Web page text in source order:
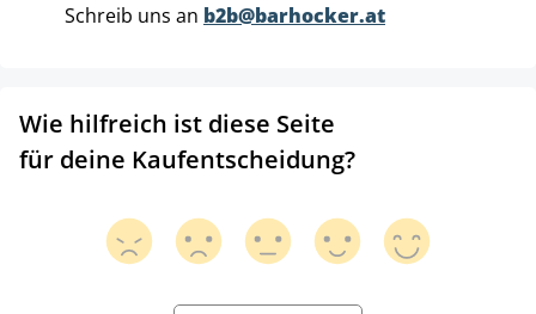
Schreib uns an b2b@barhocker.at
Wie hilfreich ist diese Seite
für deine Kaufentscheidung?